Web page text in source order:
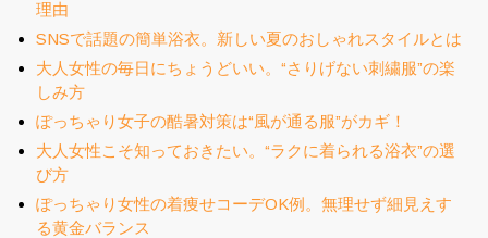
理由
SNSで話題の簡単浴衣。新しい夏のおしゃれスタイルとは
大人女性の毎日にちょうどいい。“さりげない刺繍服”の楽
しみ方
ぽっちゃり女子の酷暑対策は“風が通る服”がカギ！
大人女性こそ知っておきたい。“ラクに着られる浴衣”の選
び方
ぽっちゃり女性の着痩せコーデOK例。無理せず細見えす
る黄金バランス